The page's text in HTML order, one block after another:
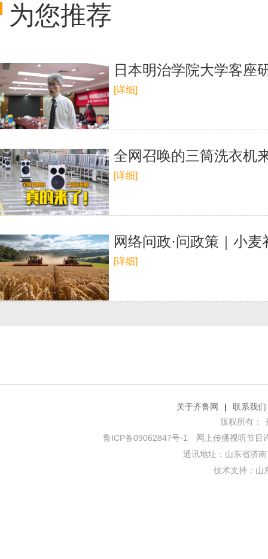
为您推荐
日本明治学院大学客座
[详细]
全网召唤的三筒洗衣机
[详细]
网络问政·问政策｜小
[详细]
关于齐鲁网 |
联系我们
版权所有：
鲁ICP备09062847号-1 网上传播视听节目
通讯地址：山东省济
技术支持： 山